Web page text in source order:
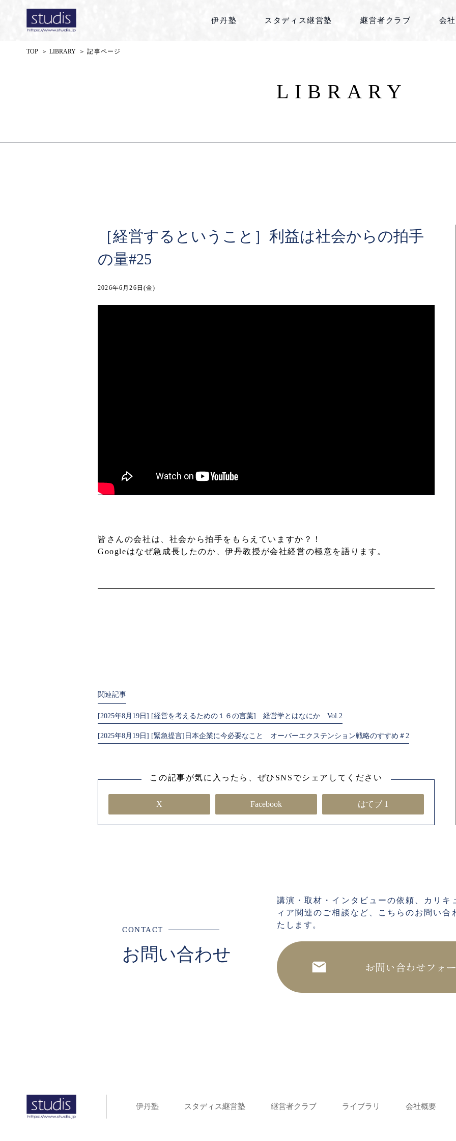
伊丹塾 スタディス継営塾 継営者クラブ 会
TOP ＞ LIBRARY ＞ 記事ページ
LIBRARY
［経営するということ］利益は社会からの拍手
の量#25
2026年6月26日(金)
皆さんの会社は、社会から拍手をもらえていますか？！
Googleはなぜ急成長したのか、伊丹教授が会社経営の極意を語ります。
関連記事
[2025年8月19日] [経営を考えるための１６の言葉] 経営学とはなにか Vol.2
[2025年8月19日] [緊急提言]日本企業に今必要なこと オーバーエクステンション戦略のすすめ＃2
この記事が気に入ったら、ぜひSNSでシェアしてください
X Facebook はてブ 1
CONTACT
お問い合わせ
講演・取材・インタビューの依頼、カリキ
ィア関連のご相談など、こちらのお問い合
たします。
伊丹塾 スタディス継営塾 継営者クラブ ライブラリ 会社概要